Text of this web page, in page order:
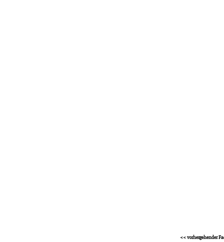
<< vorhergehender